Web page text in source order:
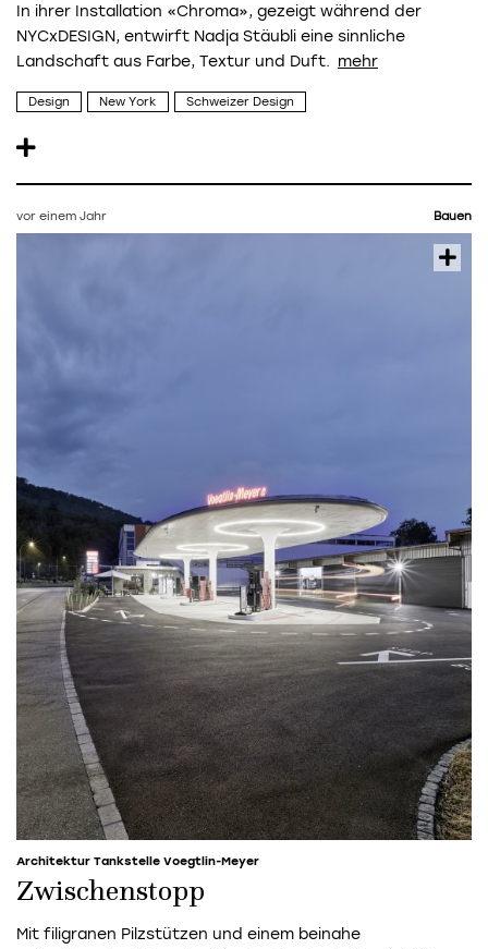
In ihrer Installation «Chroma», gezeigt während der
NYCxDESIGN, entwirft Nadja Stäubli eine sinnliche
Landschaft aus Farbe, Textur und Duft.
Design New York Schweizer Design
vor einem Jahr Bauen
Architektur Tankstelle Voegtlin-Meyer
Zwischenstopp
Mit filigranen Pilzstützen und einem beinahe